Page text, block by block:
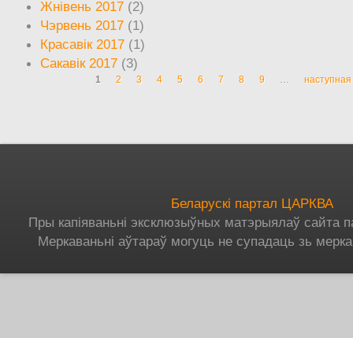
Жнівень 2017 (2)
Чэрвень 2017 (1)
Красавік 2017 (1)
Сакавік 2017 (3)
Старонкі
1 2 3 4 5 6 7 8 9 … наступная
Беларускі партал ЦАРКВА
Пры капіяваньні эксклюзыўных матэрыялаў сайта
Меркаваньні аўтараў могуць не супадаць зь